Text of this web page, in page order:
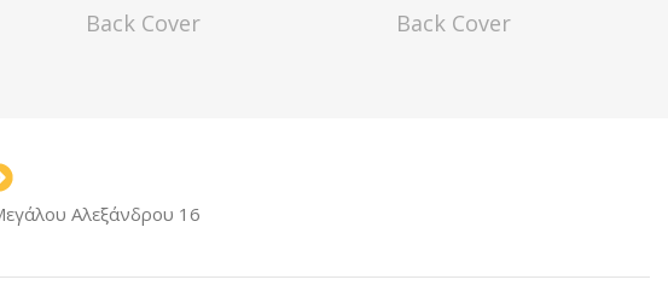
Back Cover
iPhone 16 Plus
Back Cover
Αλεξάνδρου 16